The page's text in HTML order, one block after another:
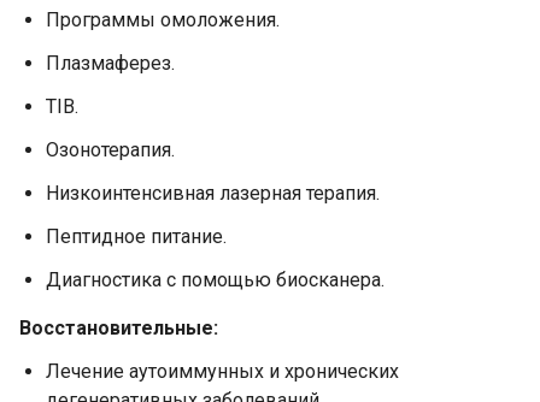
Программы омоложения.
Плазмаферез.
TIB.
Озонотерапия.
Низкоинтенсивная лазерная терапия.
Пептидное питание.
Диагностика с помощью биосканера.
Восстановительные:
Лечение аутоиммунных и хронических